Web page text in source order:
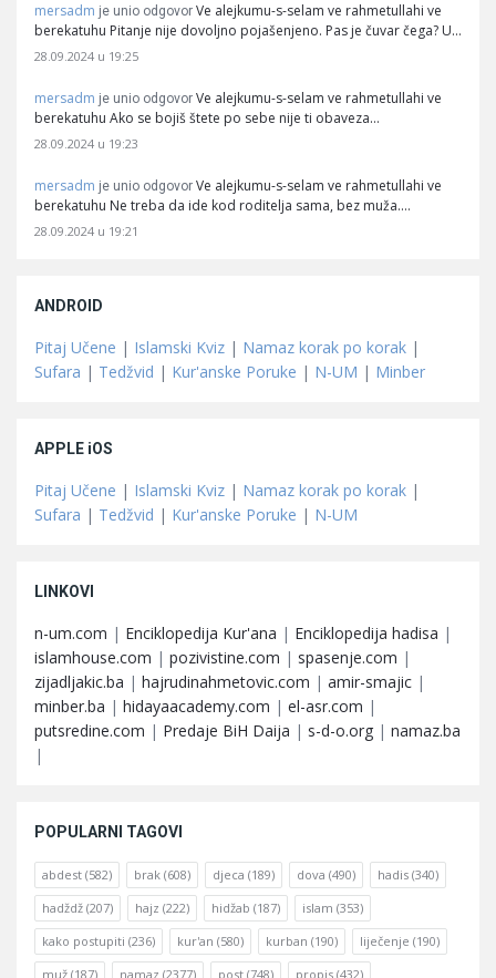
mersadm je unio odgovor Ve alejkumu-s-selam ve rahmetullahi ve
berekatuhu Pitanje nije dovoljno pojašenjeno. Pas je čuvar čega? U…
28.09.2024 u 19:25
mersadm je unio odgovor Ve alejkumu-s-selam ve rahmetullahi ve
berekatuhu Ako se bojiš štete po sebe nije ti obaveza…
28.09.2024 u 19:23
mersadm je unio odgovor Ve alejkumu-s-selam ve rahmetullahi ve
berekatuhu Ne treba da ide kod roditelja sama, bez muža.…
28.09.2024 u 19:21
ANDROID
Pitaj Učene | Islamski Kviz | Namaz korak po korak |
Sufara | Tedžvid | Kur'anske Poruke | N-UM | Minber
APPLE iOS
Pitaj Učene | Islamski Kviz | Namaz korak po korak |
Sufara | Tedžvid | Kur'anske Poruke | N-UM
LINKOVI
n-um.com | Enciklopedija Kur'ana | Enciklopedija hadisa |
islamhouse.com | pozivistine.com | spasenje.com |
zijadljakic.ba | hajrudinahmetovic.com | amir-smajic |
minber.ba | hidayaacademy.com | el-asr.com |
putsredine.com | Predaje BiH Daija | s-d-o.org | namaz.ba
|
POPULARNI TAGOVI
abdest (582) brak (608) djeca (189) dova (490) hadis (340)
hadždž (207) hajz (222) hidžab (187) islam (353)
kako postupiti (236) kur'an (580) kurban (190) liječenje (190)
muž (187) namaz (2377) post (748) propis (432)